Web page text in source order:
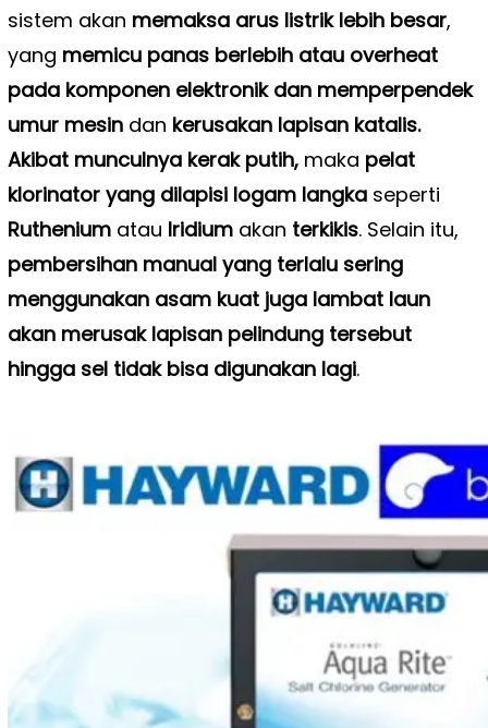
sistem akan memaksa arus listrik lebih besar,
yang memicu panas berlebih atau overheat
pada komponen elektronik dan memperpendek
umur mesindan kerusakan lapisan katalis.
Akibat munculnya kerak putih, maka pelat
klorinator yang dilapisi logam langka seperti
Ruthenium atau Iridiumakan terkikis. Selain itu,
pembersihan manual yang terlalu sering
menggunakan asam kuat juga lambat laun
akan merusak lapisan pelindung tersebut
hingga sel tidak bisa digunakan lagi.